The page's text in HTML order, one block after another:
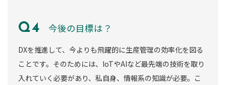
今後の目標は？
DXを推進して、今よりも飛躍的に生産管理の効率化を図る
ことです。そのためには、IoTやAIなど最先端の技術を取り
入れていく必要があり、私自身、情報系の知識が必要。こ